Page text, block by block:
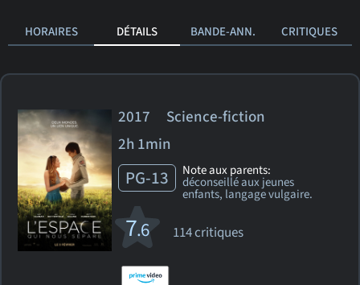
HORAIRES DÉTAILS BANDE-ANN. CRITIQUES
2017 Science-fiction
2h 1min
PG-13 Note aux parents:
déconseillé aux jeunes
enfants, langage vulgaire.
7.6 114 critiques